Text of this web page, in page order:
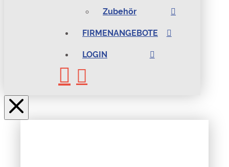
Zubehör
FIRMENANGEBOTE
LOGIN